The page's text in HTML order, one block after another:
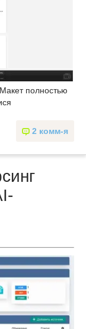
полностью
2 комм-я